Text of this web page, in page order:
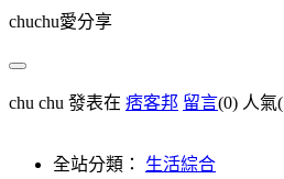
chuchu愛分享
chu chu 發表在 痞客邦 留言(0) 人氣(
全站分類： 生活綜合